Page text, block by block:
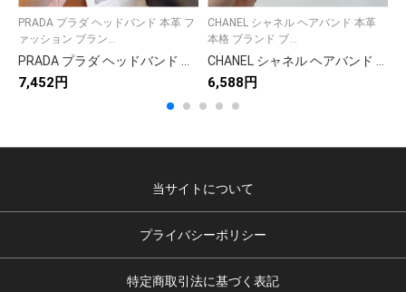
PRADA プラダ ヘッドバンド 本革 フ
ァッション ブラン...
7,452円
CHANEL シャネル ヘアバンド 本革
本格 ブランド ブ...
6,588円
当サイトについて
プライバシーポリシー
特定商取引法に基づく表記